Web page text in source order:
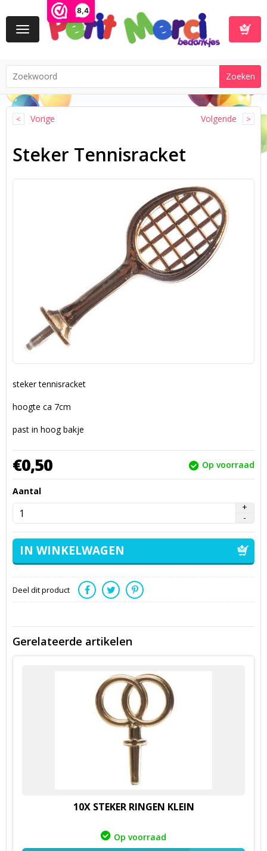
8,4
Toggle
navigation
Vorige Volgende
Steker Tennisracket
steker tennisracket
hoogte ca 7cm
past in hoog bakje
€0,50 Op voorraad
Aantal
Deel dit product
Gerelateerde artikelen
10X STEKER RINGEN KLEIN
Op voorraad